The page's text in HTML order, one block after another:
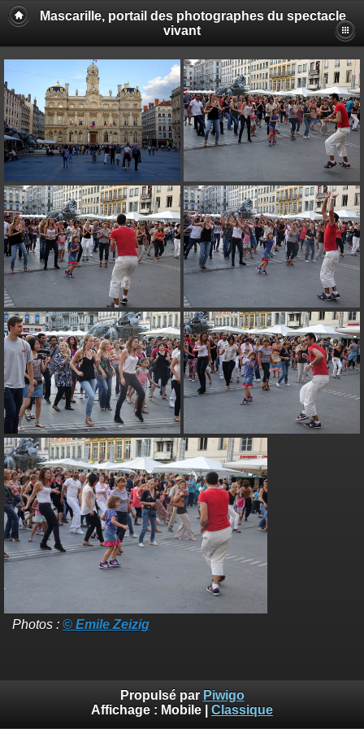
Mascarille, portail des photographes du spectacle
vivant
Photos : © Emile Zeizig
Propulsé par Piwigo
Affichage : Mobile Classique